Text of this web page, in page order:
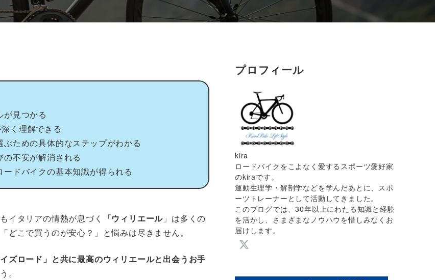
が見つかる
く理解できる
ための具体的なステップがわかる
の不安が解消される
ドバイクの基本知識が得られる
イタリアの情熱が息づく 「ウィリエール 」は多くの
こで買うのが安心？」と悩みは尽きません。
ズロード」と共に最高のウィリエールと出会うお手
。
プロフィール
kira
ロードバイクをこよなく愛するスポーツ愛好家
のkiraです。
運動生理学・解剖学などを学んだあとに、スポ
ーツトレーナーとして活動してきました。
このブログでは、30年以上にわたる知識と経験
を活かし、さまざまなノウハウを惜しみなくお
届けします。